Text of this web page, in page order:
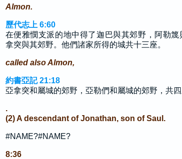
Almon.
歷代志上 6:60
在便雅憫支派的地中得了迦巴與其郊野，阿勒篾
拿突與其郊野。他們諸家所得的城共十三座。
called also Almon,
約書亞記 21:18
亞拿突和屬城的郊野，亞勒們和屬城的郊野，共四
.
(2) A descendant of Jonathan, son of Saul.
#NAME?#NAME?
8:36